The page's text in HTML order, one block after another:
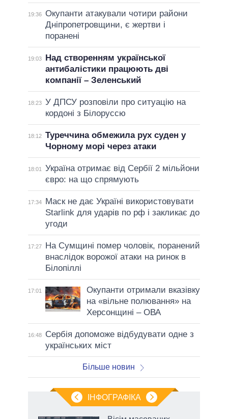
19:36 Окупанти атакували чотири райони
Дніпропетровщини, є жертви і
поранені
19:03
Над створенням української
антибалістики працюють дві
компанії – Зеленський
18:23 У ДПСУ розповіли про ситуацію на
кордоні з Білоруссю
18:12 Туреччина обмежила рух суден у
Чорному морі через атаки
18:01
Україна отримає від Сербії 2 мільйони
євро: на що спрямують
17:34
Маск не дає Україні використовувати
Starlink для ударів по рф і закликає до
угоди
17:27
На Сумщині помер чоловік, поранений
внаслідок ворожої атаки на ринок в
Білопіллі
17:01
Окупанти отримали вказівку
на «вільне полювання» на
Херсонщині – ОВА
16:48
Сербія допоможе відбудувати одне з
українських міст
Більше новин
ІНФОГРАФІКА